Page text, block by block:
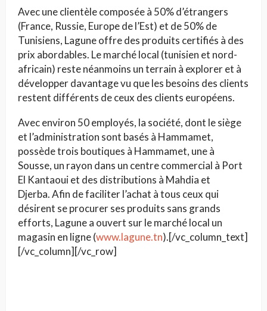
Avec une clientèle composée à 50% d’étrangers
(France, Russie, Europe de l’Est) et de 50% de
Tunisiens, Lagune offre des produits certifiés à des
prix abordables. Le marché local (tunisien et nord-
africain) reste néanmoins un terrain à explorer et à
développer davantage vu que les besoins des clients
restent différents de ceux des clients européens.
Avec environ 50 employés, la société, dont le siège
et l’administration sont basés à Hammamet,
possède trois boutiques à Hammamet, une à
Sousse, un rayon dans un centre commercial à Port
El Kantaoui et des distributions à Mahdia et
Djerba. Afin de faciliter l’achat à tous ceux qui
désirent se procurer ses produits sans grands
efforts, Lagune a ouvert sur le marché local un
magasin en ligne (www.lagune.tn).[/vc_column_text]
[/vc_column][/vc_row]